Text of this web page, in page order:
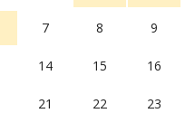
7 8 9
14 15 16
21 22 23